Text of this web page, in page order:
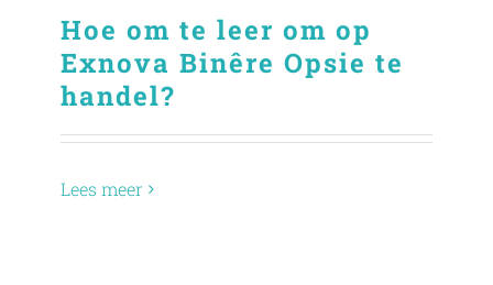
Hoe om te leer om op
Exnova Binêre Opsie te
handel?
Lees meer